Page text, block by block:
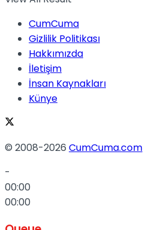
CumCuma
Gizlilik Politikası
Hakkımızda
İletişim
İnsan Kaynakları
Künye
© 2008-2026 CumCuma.com
-
00:00
00:00